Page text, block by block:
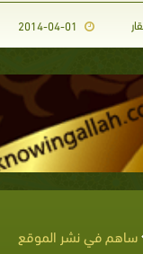
ساهم في نشر الموقع